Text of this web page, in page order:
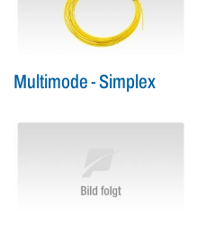
Multimode - Simplex